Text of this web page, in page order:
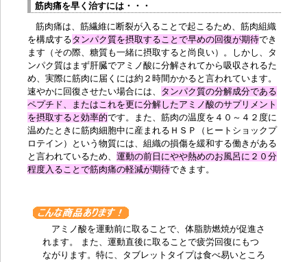
筋肉痛を早く治すには・・・
筋肉痛は、筋繊維に断裂が入ることで起こるため、筋肉組織
を構成するタンパク質を摂取することで早めの回復が期待でき
ます（その際、糖質も一緒に摂取すると尚良い）。しかし、タ
ンパク質はまず肝臓でアミノ酸に分解されてから吸収されるた
め、実際に筋肉に届くには約２時間かかると言われています。
速やかに回復させたい場合には、 タンパク質の分解成分である
ペプチド、またはこれを更に分解したアミノ酸のサプリメント
を摂取すると効率的です。また、筋肉の温度を４０～４２度に
温めたときに筋肉細胞中に産まれるＨＳＰ（ヒートショックプ
ロテイン）という物質には、組織の損傷を緩和する働きがある
と言われているため、 運動の前日にやや熱めのお風呂に２０分
程度入ることで筋肉痛の軽減が期待できます。
アミノ酸を運動前に取ることで、体脂肪燃焼が促進さ
れます。 また、運動直後に取ることで疲労回復にもつ
ながります。特に、タブレットタイプは食べ易いところ